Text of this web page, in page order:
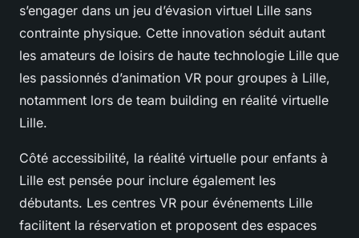
s’engager dans un jeu d’évasion virtuel Lille sans
contrainte physique. Cette innovation séduit autant
les amateurs de loisirs de haute technologie Lille que
les passionnés d’animation VR pour groupes à Lille,
notamment lors de team building en réalité virtuelle
Lille.
Côté accessibilité, la réalité virtuelle pour enfants à
Lille est pensée pour inclure également les
débutants. Les centres VR pour événements Lille
facilitent la réservation et proposent des espaces